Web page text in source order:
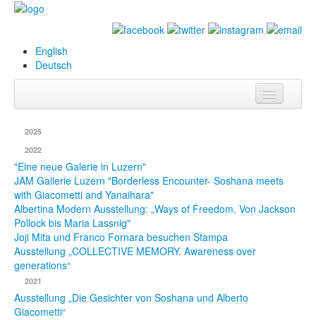
English
Deutsch
Bilder
Datenbank
Ausstellungen
& Projekte
2025
2022
"Eine neue Galerie in Luzern"
JAM Gallerie Luzern "Borderless Encounter- Soshana meets
with Giacometti and Yanaihara"
Albertina Modern Ausstellung: „Ways of Freedom. Von Jackson
Pollock bis Maria Lassnig"
Joji Mita und Franco Fornara besuchen Stampa
Ausstellung „COLLECTIVE MEMORY. Awareness over
generations“
2021
Ausstellung „Die Gesichter von Soshana und Alberto
Giacometti“